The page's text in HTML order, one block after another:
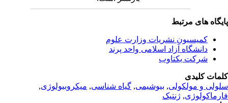
نشریات وزارت علوم
اسلامی واحد پرند
,بیوشیمی,گیاه شناسی,میکروبیولوژی